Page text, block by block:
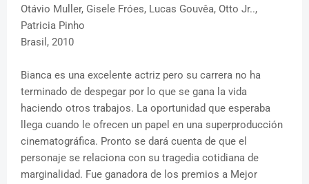
Otávio Muller, Gisele Fróes, Lucas Gouvêa, Otto Jr..,
Patricia Pinho
Brasil, 2010
Bianca es una excelente actriz pero su carrera no ha
terminado de despegar por lo que se gana la vida
haciendo otros trabajos. La oportunidad que esperaba
llega cuando le ofrecen un papel en una superproducción
cinematográfica. Pronto se dará cuenta de que el
personaje se relaciona con su tragedia cotidiana de
marginalidad. Fue ganadora de los premios a Mejor